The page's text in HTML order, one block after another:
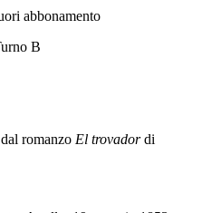
abbonamento
B
romanzo El trovadordi